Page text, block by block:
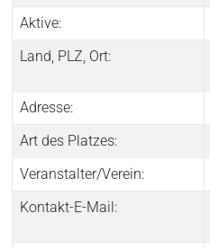
Aktive:
Land, PLZ, Ort:
Adresse:
Art des Platzes:
Veranstalter/Verein:
Kontakt-E-Mail: